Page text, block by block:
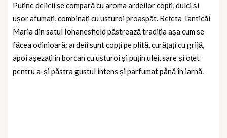
Puține delicii se compară cu aroma ardeilor copți, dulci și
ușor afumați, combinați cu usturoi proaspăt. Rețeta Tanticăi
Maria din satul Iohanesfield păstrează tradiția așa cum se
făcea odinioară: ardeii sunt copți pe plită, curățați cu grijă,
apoi așezați în borcan cu usturoi și puțin ulei, sare și oțet
pentru a-și păstra gustul intens și parfumat până în iarnă.